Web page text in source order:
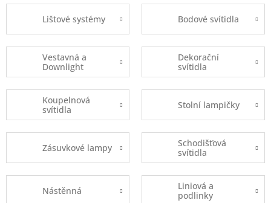
Lištové systémy Bodové svítidla
Vestavná a
Downlight
Dekorační
svítidla
Koupelnová
svítidla
Stolní lampičky
Zásuvkové lampy
Schodišťová
svítidla
Nástěnná
Liniová a
podlinky